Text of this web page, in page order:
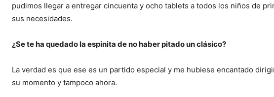
pudimos llegar a entregar cincuenta y ocho tablets a todos los niños de
sus necesidades.
¿Se te ha quedado la espinita de no haber pitado un clásico?
La verdad es que ese es un partido especial y me hubiese encantado
su momento y tampoco ahora.